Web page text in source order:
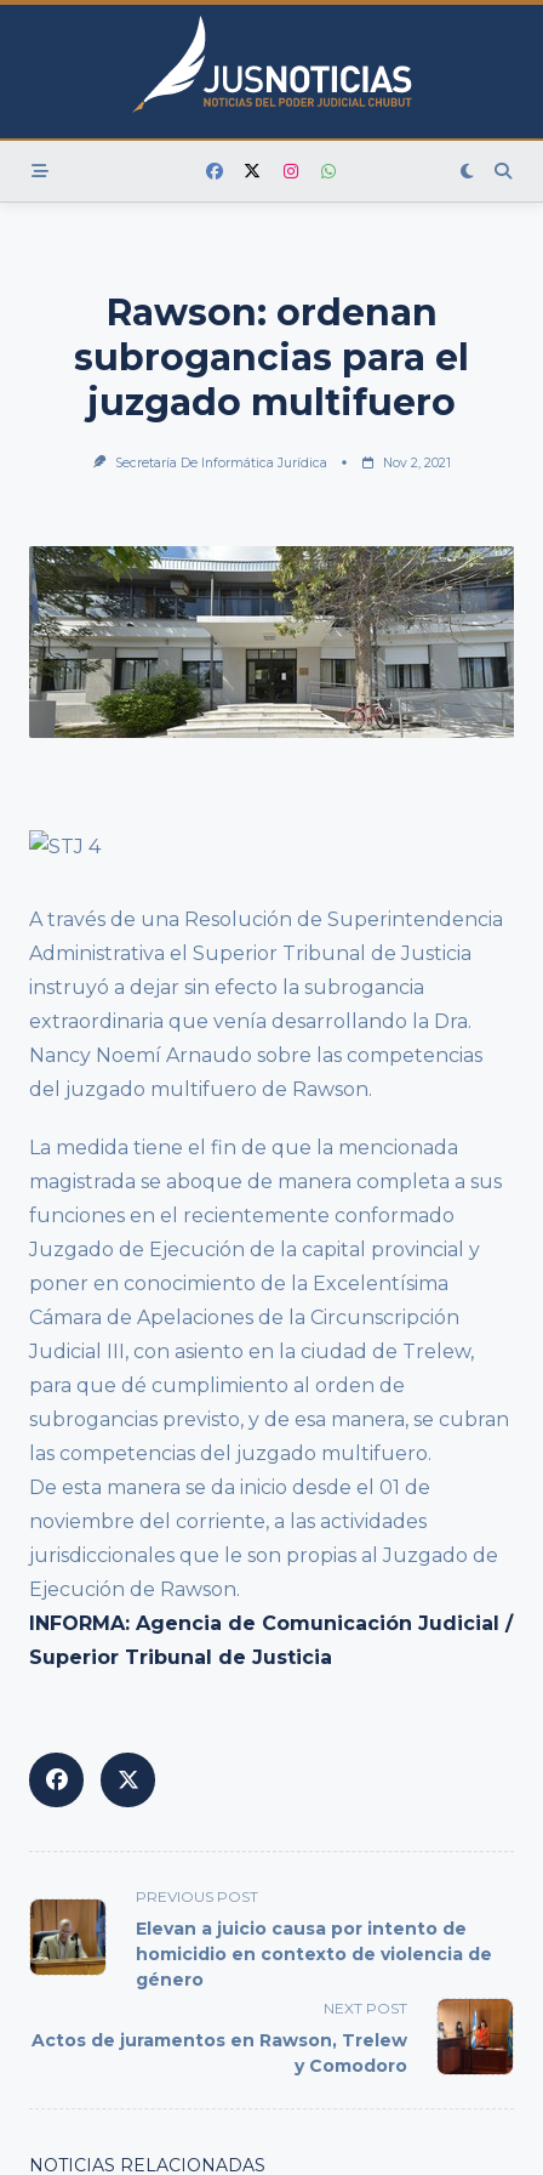
Skip
Rawson: ordenan
subrogancias para el
juzgado multifuero
Secretaría De Informática Jurídica Nov 2, 2021
A través de una Resolución de Superintendencia
Administrativa el Superior Tribunal de Justicia
instruyó a dejar sin efecto la subrogancia
extraordinaria que venía desarrollando la Dra.
Nancy Noemí Arnaudo sobre las competencias
del juzgado multifuero de Rawson.
La medida tiene el fin de que la mencionada
magistrada se aboque de manera completa a sus
funciones en el recientemente conformado
Juzgado de Ejecución de la capital provincial y
poner en conocimiento de la Excelentísima
Cámara de Apelaciones de la Circunscripción
Judicial III, con asiento en la ciudad de Trelew,
para que dé cumplimiento al orden de
subrogancias previsto, y de esa manera, se cubran
las competencias del juzgado multifuero.
De esta manera se da inicio desde el 01 de
noviembre del corriente, a las actividades
jurisdiccionales que le son propias al Juzgado de
Ejecución de Rawson.
INFORMA: Agencia de Comunicación Judicial /
Superior Tribunal de Justicia
<span
class="nav-
subtitle
screen-
text">Page</span>
PREVIOUS POST
Elevan a juicio causa por intento de
homicidio en contexto de violencia de
género
NEXT POST
Actos de juramentos en Rawson, Trelew
y Comodoro
NOTICIAS RELACIONADAS